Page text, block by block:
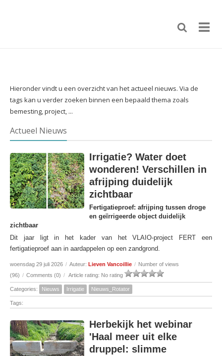
Hieronder vindt u een overzicht van het actueel nieuws. Via de
tags kan u verder zoeken binnen een bepaald thema zoals
bemesting, project, ...
Actueel Nieuws
Irrigatie? Water doet
wonderen! Verschillen in
afrijping duidelijk
zichtbaar
Fertigatieproef: afrijping tussen droge
en geïrrigeerde object duidelijk
zichtbaar
Dit jaar ligt in het kader van het VLAIO-project FERT een
fertigatieproef aan in aardappelen op een zandgrond.
woensdag 29 juli 2026 / Auteur: Lieven Vancoillie / Number of views
(96) / Comments (0) / Article rating: No rating
Categories: Nieuws Irrigatie Nieuws_Rotator
Tags:
Herbekijk het webinar
'Haal meer uit elke
druppel: slimme